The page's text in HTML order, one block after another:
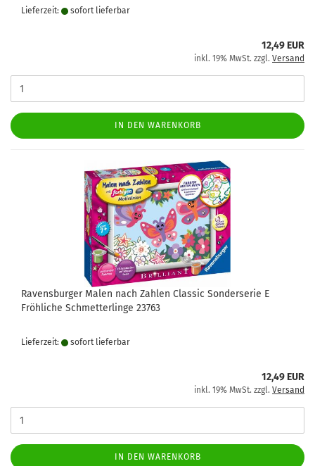
Lieferzeit: sofort lie­fer­bar
12,49 EUR
inkl. 19% MwSt. zzgl. Versand
IN DEN WARENKORB
Ravensburger Malen nach Zahlen Classic Sonderserie E
Fröhliche Schmetterlinge 23763
Lieferzeit: sofort lie­fer­bar
12,49 EUR
inkl. 19% MwSt. zzgl. Versand
IN DEN WARENKORB